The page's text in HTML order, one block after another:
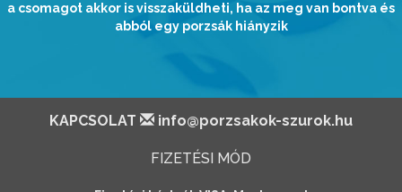
a csomagot akkor is visszaküldheti, ha az meg van bontva és
abból egy porzsák hiányzik
KAPCSOLAT info@porzsakok-szurok.hu
FIZETÉSI MÓD